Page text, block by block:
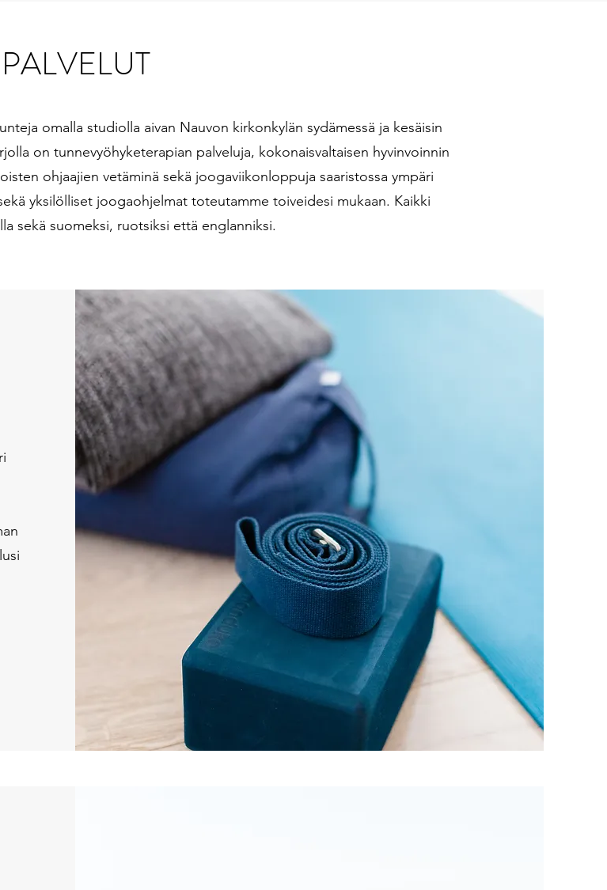
PALVELUT
omalla studiolla aivan Nauvon kirkonkylän sydämessä ja kesäisin
on tunnevyöhyketerapian palveluja, kokonaisvaltaisen hyvinvoinnin
ohjaajien vetäminä sekä joogaviikonloppuja saaristossa ympäri
yksilölliset joogaohjelmat toteutamme toiveidesi mukaan. Kaikki
sekä suomeksi, ruotsiksi että englanniksi.